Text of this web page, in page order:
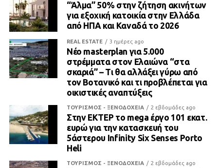
“Άλμα” 50% στην ζήτηση ακινήτων
για εξοχική κατοικία στην Ελλάδα
από ΗΠΑ και Καναδά το 2026
REAL ESTATE 3 ημέρες ago
Νέο masterplan για 5.000
στρέμματα στον Ελαιώνα “στα
σκαριά” – Τι θα αλλάξει γύρω από
τον Βοτανικό και τι προβλέπεται για
οικιστικές αναπτύξεις
ΤΟΥΡΙΣΜΟΣ - ΞΕΝΟΔΟΧΕΙΑ 2 εβδομάδες ago
Στην ΕΚΤΕΡ το mega έργο 101 εκατ.
ευρώ για την κατασκευή του
5άστερου Infinity Six Senses Porto
Heli
ΤΟΥΡΙΣΜΟΣ - ΞΕΝΟΔΟΧΕΙΑ 2 εβδομάδες ago